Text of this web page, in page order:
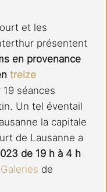
et les
présentent
en provenance
treize
19 séances
Un tel éventail
la capitale
de Lausanne a
de 19 h à 4 h
de